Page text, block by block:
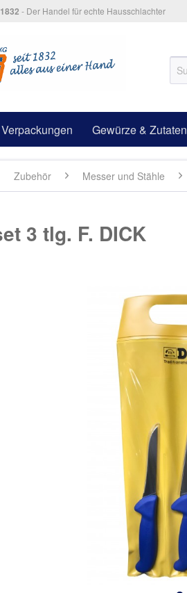
- Der Handel für echte Hausschlachter
Verpackungen Gewürze & Zutaten
Zubehör Messer und Stähle
3 tlg. F. DICK